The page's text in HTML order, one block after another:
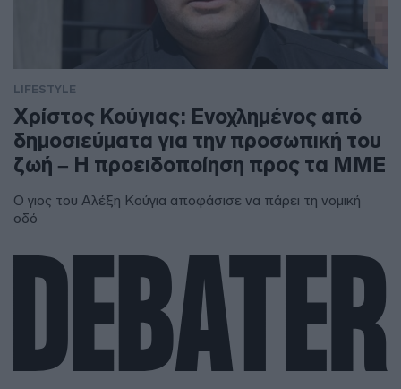
LIFESTYLE
Χρίστος Κούγιας: Ενοχλημένος από
δημοσιεύματα για την προσωπική του
ζωή – Η προειδοποίηση προς τα ΜΜΕ
Ο γιος του Αλέξη Κούγια αποφάσισε να πάρει τη νομική
οδό